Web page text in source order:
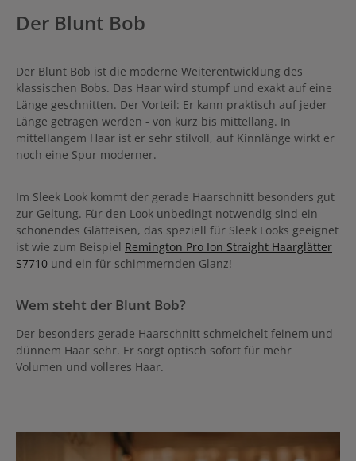
Der Blunt Bob
Der Blunt Bob ist die moderne Weiterentwicklung des
klassischen Bobs. Das Haar wird stumpf und exakt auf eine
Länge geschnitten. Der Vorteil: Er kann praktisch auf jeder
Länge getragen werden - von kurz bis mittellang. In
mittellangem Haar ist er sehr stilvoll, auf Kinnlänge wirkt er
noch eine Spur moderner.
Im Sleek Look kommt der gerade Haarschnitt besonders gut
zur Geltung. Für den Look unbedingt notwendig sind ein
schonendes Glätteisen, das speziell für Sleek Looks geeignet
ist wie zum Beispiel Remington Pro Ion Straight Haarglätter
S7710 und ein für schimmernden Glanz!
Wem steht der Blunt Bob?
Der besonders gerade Haarschnitt schmeichelt feinem und
dünnem Haar sehr. Er sorgt optisch sofort für mehr
Volumen und volleres Haar.